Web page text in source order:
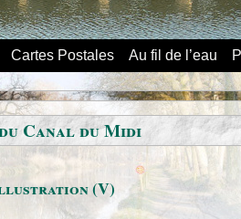
Cartes Postales Au fil de l’eau
Canal du Midi
(V)